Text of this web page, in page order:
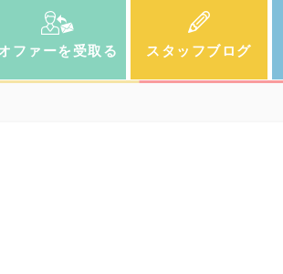
ファーを受取る スタッフブログ